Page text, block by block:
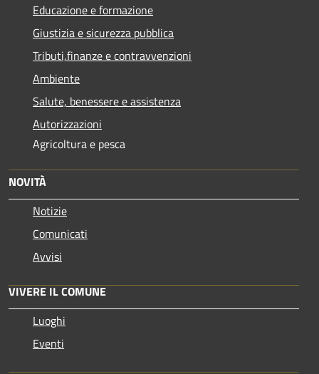
Educazione e formazione
Giustizia e sicurezza pubblica
Tributi,finanze e contravvenzioni
Ambiente
Salute, benessere e assistenza
Autorizzazioni
Agricoltura e pesca
NOVITÀ
Notizie
Comunicati
Avvisi
VIVERE IL COMUNE
Luoghi
Eventi